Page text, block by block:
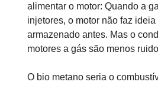
alimentar o motor: Quando a
injetores, o motor não faz ideia
armazenado antes. Mas o
motores a gás são menos
O bio metano seria o